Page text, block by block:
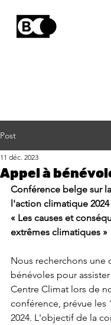
Post
Appel à
11 déc. 2023
Conférence belge sur
l'action climatique 2024
« Les causes et
extrêmes climatiques »
Nous recherchons une
bénévoles pour
Centre Climat lors de
conférence, prévue les
2024. L'objectif de la